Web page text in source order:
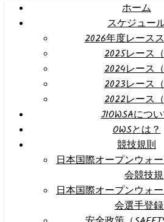
ホーム
スケジュー
2026年度レース
2025レース
2024レース
2023レース
2022レース
JIOWSAにつ
OWSとは？
競技規則
日本国際オープンウォ
会競技
日本国際オープンウォ
会選手登